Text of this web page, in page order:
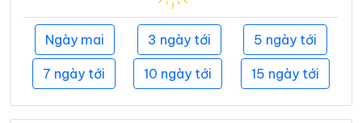
Ngày mai 3 ngày tới 5 ngày tới
7 ngày tới 10 ngày tới 15 ngày tới